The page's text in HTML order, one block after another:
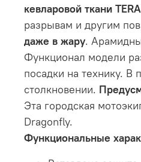
кевларовой ткани
разрывам и другим
даже в жару.
Функционал модели
посадки на технику. В
столкновении.
Эта городская
Dragonfly.
Функциональные